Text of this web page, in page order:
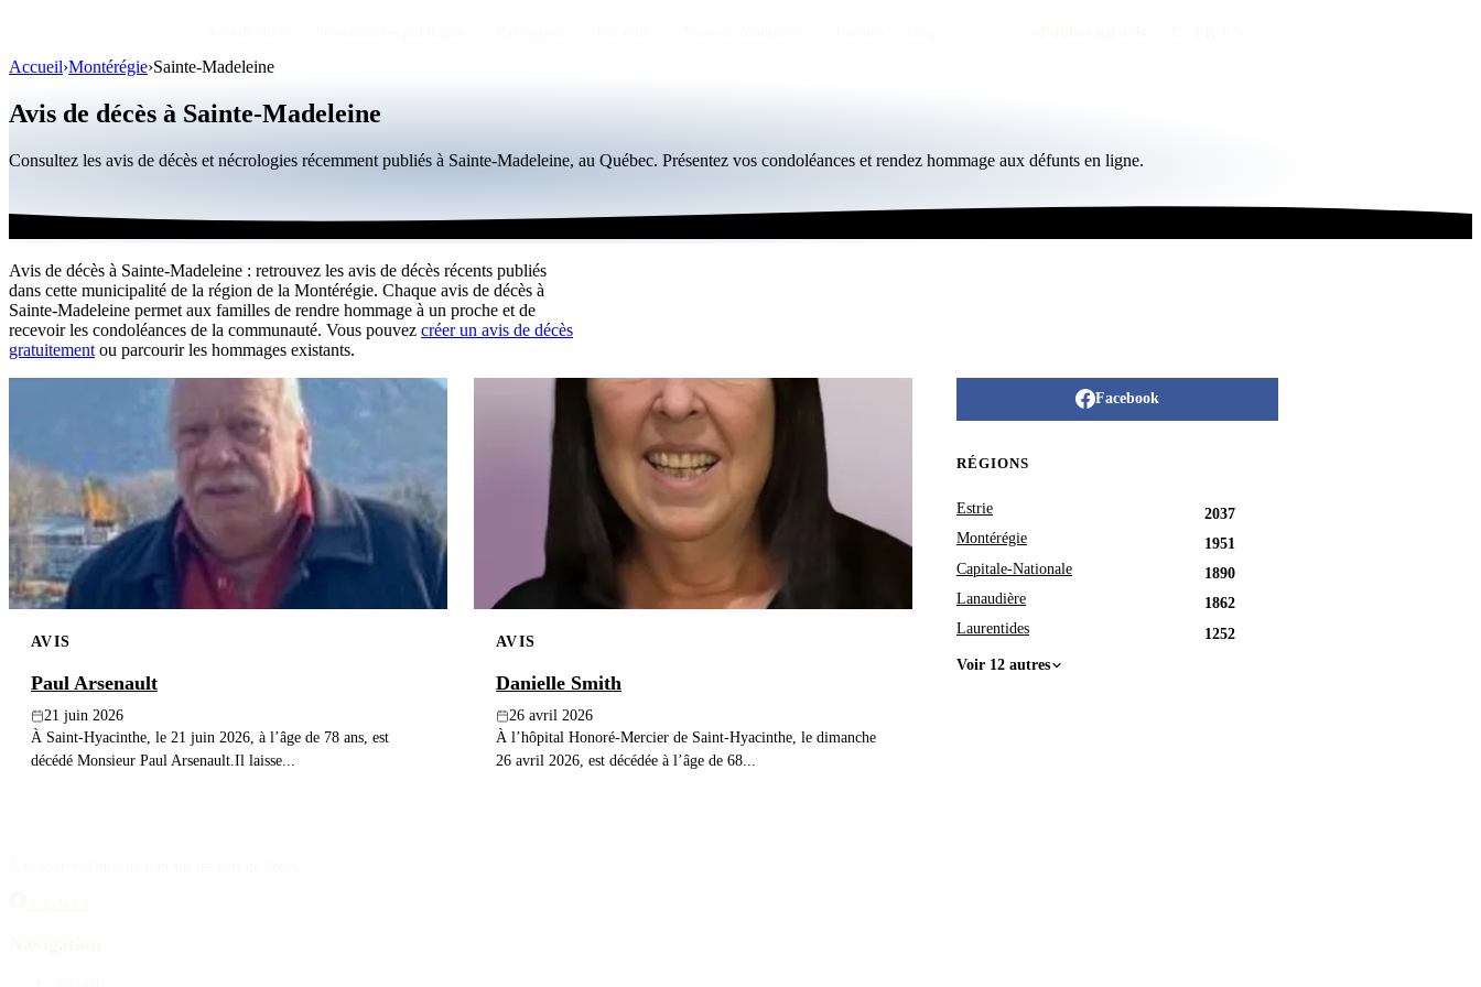
Accueil›Montérégie›Sainte-Madeleine
Avis de décès à Sainte-Madeleine
Consultez les avis de décès et nécrologies récemment publiés à Sainte-Madeleine, au Québec. Présentez vos condoléances et rendez hommage aux défunts en ligne.
Avis de décès à Sainte-Madeleine : retrouvez les avis de décès récents publiés
dans cette municipalité de la région de la Montérégie. Chaque avis de décès à
Sainte-Madeleine permet aux familles de rendre hommage à un proche et de
recevoir les condoléances de la communauté. Vous pouvez créer un avis de décès
gratuitement ou parcourir les hommages existants.
AVIS
Paul Arsenault
21 juin 2026
À Saint-Hyacinthe, le 21 juin 2026, à l’âge de 78 ans, est
décédé Monsieur Paul Arsenault.Il laisse...
AVIS
Danielle Smith
26 avril 2026
À l’hôpital Honoré-Mercier de Saint-Hyacinthe, le dimanche
26 avril 2026, est décédée à l’âge de 68...
Facebook
RÉGIONS
Estrie
2037
Montérégie
1951
Capitale-Nationale
1890
Lanaudière
1862
Laurentides
1252
Voir 12 autres